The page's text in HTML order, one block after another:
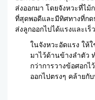
ส่งออกมา โดยจังหวะที่ไม้
ที่สุดพอดีและมีทิศทางที่กด
ส่งลูกออกไปได้แรงและเร็
ในจังหวะอัดแรง ให้
มาไว้ด้านข้างลำตัว
กว่าการวางข้อศอก
ออกไปตรงๆ คล้ายกั